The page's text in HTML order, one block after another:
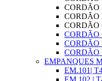
CORDÃO
CORDÃO
CORDÃO
CORDÃO
CORDÃO
CORDÃO
EMPANQUES
EM.101|
EM.102 |